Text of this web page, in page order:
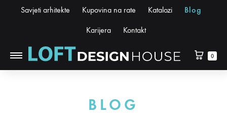
Savjeti arhitekte Kupovina na rate Katalozi Blog
Karijera Kontakt
0
BLOG